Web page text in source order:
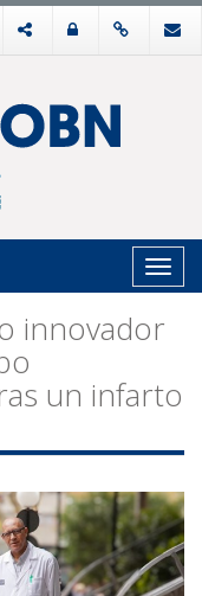
innovador
un infarto